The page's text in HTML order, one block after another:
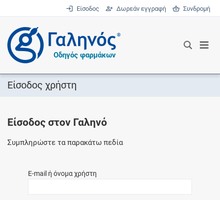
Είσοδος Δωρεάν εγγραφή Συνδρομή
®
Οδηγός φαρμάκων
Είσοδος χρήστη
Είσοδος στον Γαληνό
Συμπληρώστε τα παρακάτω πεδία
E-mail ή όνομα χρήστη